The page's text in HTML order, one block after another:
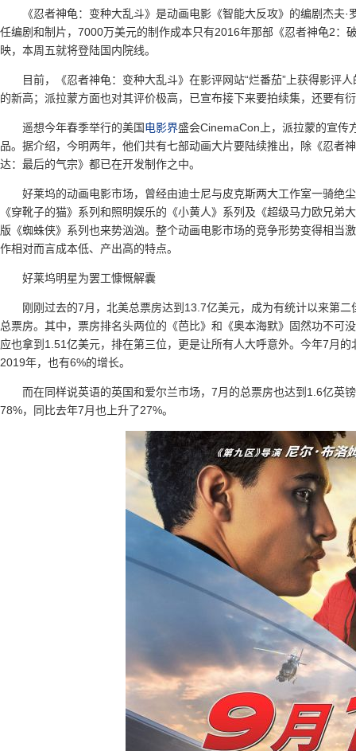
《忍者神龟：变种大乱斗》是动画电影《智能大反攻》的编剧杰夫
任编剧和制片，7000万美元的制作成本只有2016年那部《忍者神龟2：
映，本周五就将登陆国内院线。
目前，《忍者神龟：变种大乱斗》在影评网站“烂番茄”上获得影评
的新高；派拉蒙方面也对其评价极高，已宣布接下来要拍续集，还要有
遥想今年春季举行的美国电影界盛会CinemaCon上，派拉蒙的宣传
品。据介绍，今明两年，他们共有七部动画大片要陆续推出，除《忍者
达：最后的气宗》都已在开发制作之中。
好莱坞的动画电影市场，曾经由迪士尼与皮克斯两大工作室一骑绝
《穿靴子的猫》系列和照明娱乐的《小黄人》系列及《超级马力欧兄
版《蜘蛛侠》系列也来势汹汹。整个动画电影市场的竞争形势变得相当
作相对而言成本低、产出高的特点。
好莱坞明星为罢工慷慨解囊
刚刚过去的7月，北美总票房达到13.7亿美元，成为有统计以来第
总票房。其中，票房排名头两位的《芭比》和《奥本海默》固然功不可
应也拿到1.51亿美元，排在第三位，更是让所有人大呼意外。今年7月
2019年，也有6%的增长。
而在同样说英语的英国和爱尔兰市场，7月的总票房也达到1.6亿英
78%，同比去年7月也上升了27%。